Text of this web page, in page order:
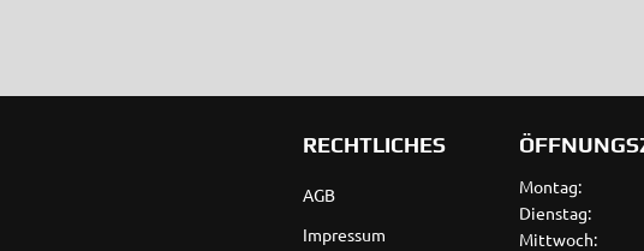
RECHTLICHES
AGB
Impressum
Montag:
Dienstag:
Mittwoch: